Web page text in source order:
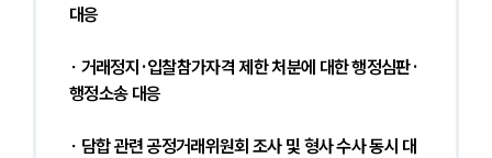
대응
∙ 거래정지·입찰참가자격 제한 처분에 대한 행정심판·
행정소송 대응
∙ 담합 관련 공정거래위원회 조사 및 형사 수사 동시 대